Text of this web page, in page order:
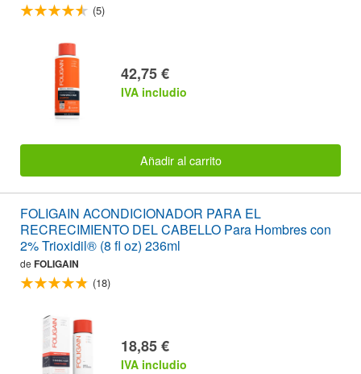
(5)
42,75 €
IVA includio
Añadir al carrito
FOLIGAIN ACONDICIONADOR PARA EL
RECRECIMIENTO DEL CABELLO Para Hombres con
2% Trioxidil® (8 fl oz) 236ml
de FOLIGAIN
(18)
18,85 €
IVA includio